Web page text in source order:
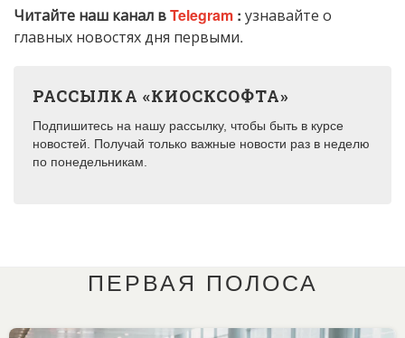
Читайте наш канал вTelegram : узнавайте о
главных новостях дня первыми.
РАССЫЛКА «КИОСКСОФТА»
Подпишитесь на нашу рассылку, чтобы быть в курсе
новостей. Получай только важные новости раз в неделю
по понедельникам.
ПЕРВАЯ ПОЛОСА